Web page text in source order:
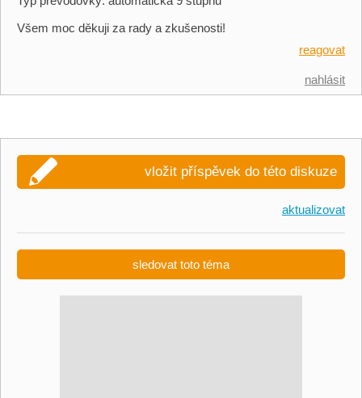
Všem moc děkuji za rady a zkušenosti!
reagovat
nahlásit
vložit příspěvek do této diskuze
aktualizovat
sledovat toto téma